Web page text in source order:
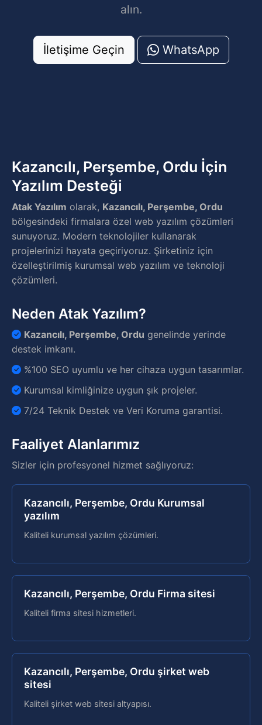
alın.
İletişime Geçin WhatsApp
Kazancılı, Perşembe, Ordu İçin
Yazılım Desteği
Atak Yazılım olarak, Kazancılı, Perşembe, Ordu
bölgesindeki firmalara özel web yazılım çözümleri
sunuyoruz. Modern teknolojiler kullanarak
projelerinizi hayata geçiriyoruz. Şirketiniz için
özelleştirilmiş kurumsal web yazılım ve teknoloji
çözümleri.
Neden Atak Yazılım?
Kazancılı, Perşembe, Ordu genelinde yerinde
destek imkanı.
%100 SEO uyumlu ve her cihaza uygun tasarımlar.
Kurumsal kimliğinize uygun şık projeler.
7/24 Teknik Destek ve Veri Koruma garantisi.
Faaliyet Alanlarımız
Sizler için profesyonel hizmet sağlıyoruz:
Kazancılı, Perşembe, Ordu Kurumsal
yazılım
Kaliteli kurumsal yazılım çözümleri.
Kazancılı, Perşembe, Ordu Firma sitesi
Kaliteli firma sitesi hizmetleri.
Kazancılı, Perşembe, Ordu şirket web
sitesi
Kaliteli şirket web sitesi altyapısı.